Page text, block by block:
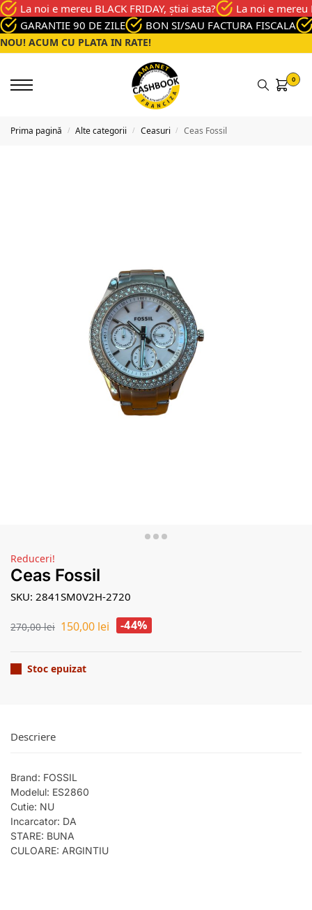
La noi e mereu BLACK FRIDAY, știai asta?
La noi e mereu
GARANTIE 90 DE ZILE
BON SI/SAU FACTURA FISCALA
NOU! ACUM CU PLATA IN RATE!
0
Prima pagină / Alte categorii / Ceasuri / Ceas Fossil
Reduceri!
Ceas Fossil
SKU: 2841SM0V2H-2720
270,00lei 150,00 lei -44%
Stoc epuizat
Descriere
Brand: FOSSIL
Modelul: ES2860
Cutie: NU
Incarcator: DA
STARE: BUNA
CULOARE: ARGINTIU